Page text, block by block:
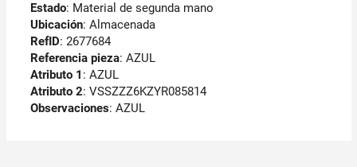
Estado: Material de segunda mano
Ubicación: Almacenada
RefID: 2677684
Referencia pieza: AZUL
Atributo 1 : AZUL
Atributo 2: VSSZZZ6KZYR085814
Observaciones: AZUL